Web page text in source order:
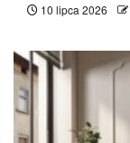
10 lipca 2026